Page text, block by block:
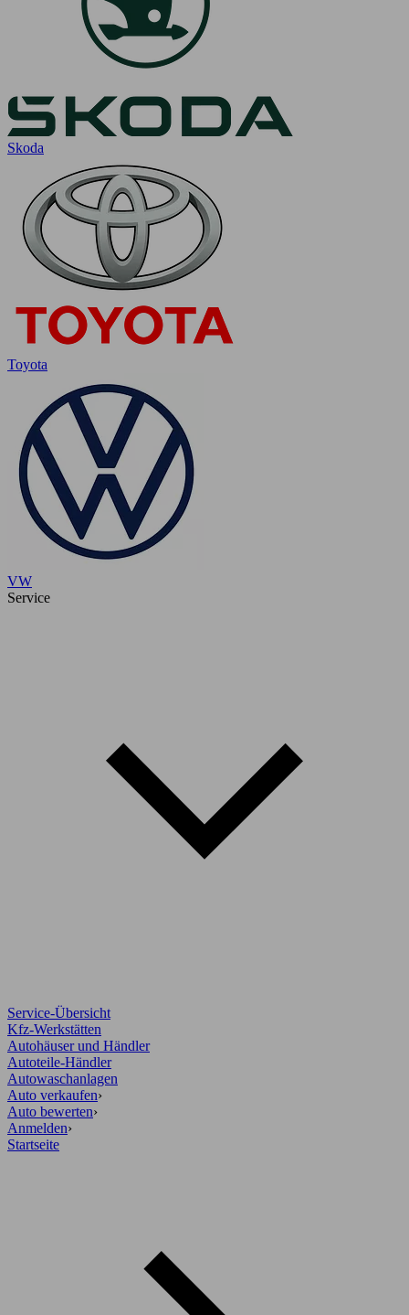
Skoda
Toyota
VW
Service
Service-Übersicht
Kfz-Werkstätten
Autohäuser und Händler
Autoteile-Händler
Autowaschanlagen
Auto verkaufen›
Auto bewerten›
Anmelden›
Startseite